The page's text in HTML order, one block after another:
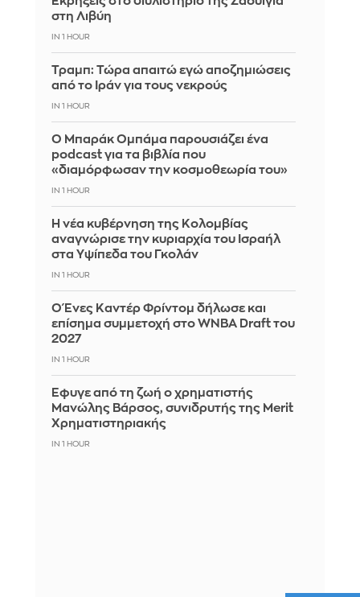
στη Λιβύη
IN 1 HOUR
Τραμπ: Τώρα απαιτώ εγώ αποζημιώσεις
από το Ιράν για τους νεκρούς
IN 1 HOUR
Ο Μπαράκ Ομπάμα παρουσιάζει ένα
podcast για τα βιβλία που
«διαμόρφωσαν την κοσμοθεωρία του»
IN 1 HOUR
Η νέα κυβέρνηση της Κολομβίας
αναγνώρισε την κυριαρχία του Ισραήλ
στα Υψίπεδα του Γκολάν
IN 1 HOUR
Ο Ένες Καντέρ Φρίντομ δήλωσε και
επίσημα συμμετοχή στο WNBA Draft του
2027
IN 1 HOUR
Έφυγε από τη ζωή ο χρηματιστής
Μανώλης Βάρσος, συνιδρυτής της Merit
Χρηματιστηριακής
IN 1 HOUR